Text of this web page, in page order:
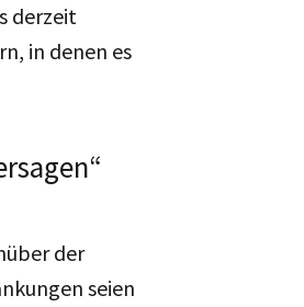
derzeit
in denen es
der
seien